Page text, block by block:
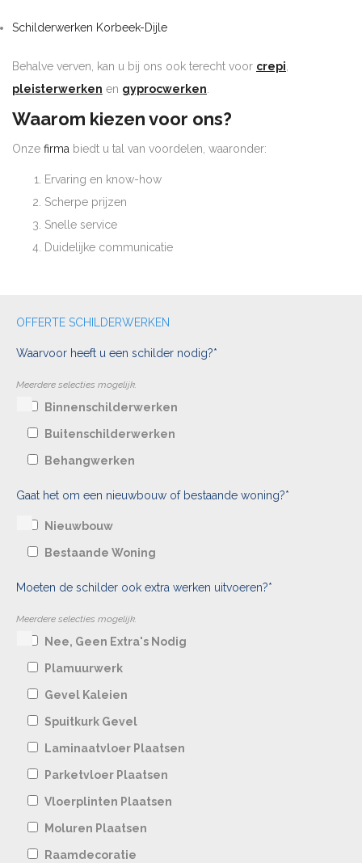
Schilderwerken Korbeek-Dijle
Behalve verven, kan u bij ons ook terecht voor crepi,
pleisterwerken en gyprocwerken.
Waarom kiezen voor ons?
Onze firma biedt u tal van voordelen, waaronder:
Ervaring en know-how
Scherpe prijzen
Snelle service
Duidelijke communicatie
OFFERTE SCHILDERWERKEN
Waarvoor heeft u een schilder nodig?*
Meerdere selecties mogelijk.
Binnenschilderwerken
Buitenschilderwerken
Behangwerken
Gaat het om een nieuwbouw of bestaande woning?*
Nieuwbouw
Bestaande Woning
Moeten de schilder ook extra werken uitvoeren?*
Meerdere selecties mogelijk.
Nee, Geen Extra's Nodig
Plamuurwerk
Gevel Kaleien
Spuitkurk Gevel
Laminaatvloer Plaatsen
Parketvloer Plaatsen
Vloerplinten Plaatsen
Moluren Plaatsen
Raamdecoratie